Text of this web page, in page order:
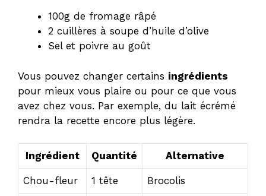
100g de fromage râpé
2 cuillères à soupe d’huile d’olive
Sel et poivre au goût
Vous pouvez changer certains ingrédients
pour mieux vous plaire ou pour ce que vous
avez chez vous. Par exemple, du lait écrémé
rendra la recette encore plus légère.
Ingrédient Quantité Alternative
Chou-fleur 1 tête Brocolis